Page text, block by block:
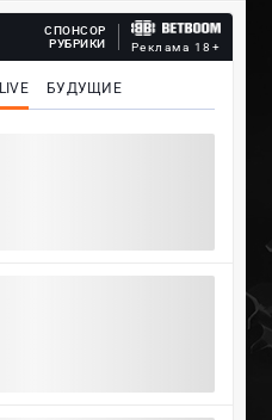
СПОНСОР
РУБРИКИ
Реклама 18+
LIVE БУДУЩИЕ